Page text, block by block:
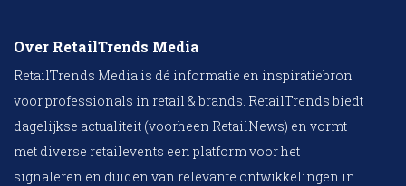
Over RetailTrends Media
RetailTrends Media is dé informatie en inspiratiebron
voor professionals in retail & brands. RetailTrends biedt
dagelijkse actualiteit (voorheen RetailNews) en vormt
met diverse retailevents een platform voor het
signaleren en duiden van relevante ontwikkelingen in